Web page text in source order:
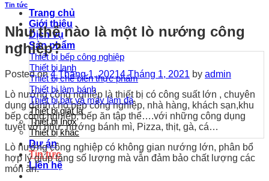
Trang chủ
Giới thiệu
Dịch vụ
Sản phẩm
Thiết bị bếp công nghiệp
Thiết bị lạnh
Thiết bị chế biến thực phẩm
Thiết bị làm bánh
Thiết bị bar và máy làm đá
Thiết bị giặt là
Thiết bị Inox
Thiết bị khác
Dự án
Tin tức
Liên hệ
Tin tức
Như thế nào là một lò nướng công
nghiệp?
Posted on4 Tháng 1, 20214 Tháng 1, 2021 by admin
Lò nướng công nghiệp là thiết bị có công suất lớn , chuyên
dụng dành cho bếp công nghiệp, nhà hàng, khách sạn,khu
bếp công nghiệp, bếp ăn tập thể….với những công dụng
tuyệt vời như: nướng bánh mì, Pizza, thịt, gà, cá…
Lò nướng công nghiệp có không gian nướng lớn, phân bổ
hợp lý giúp tăng số lượng mà vẫn đảm bảo chất lượng các
món ăn.